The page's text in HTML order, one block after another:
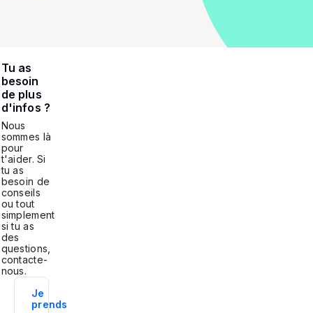
Tu as
besoin
de plus
d'infos ?
Nous
sommes là
pour
t'aider. Si
tu as
besoin de
conseils
ou tout
simplement
si tu as
des
questions,
contacte-
nous.
Je
prends